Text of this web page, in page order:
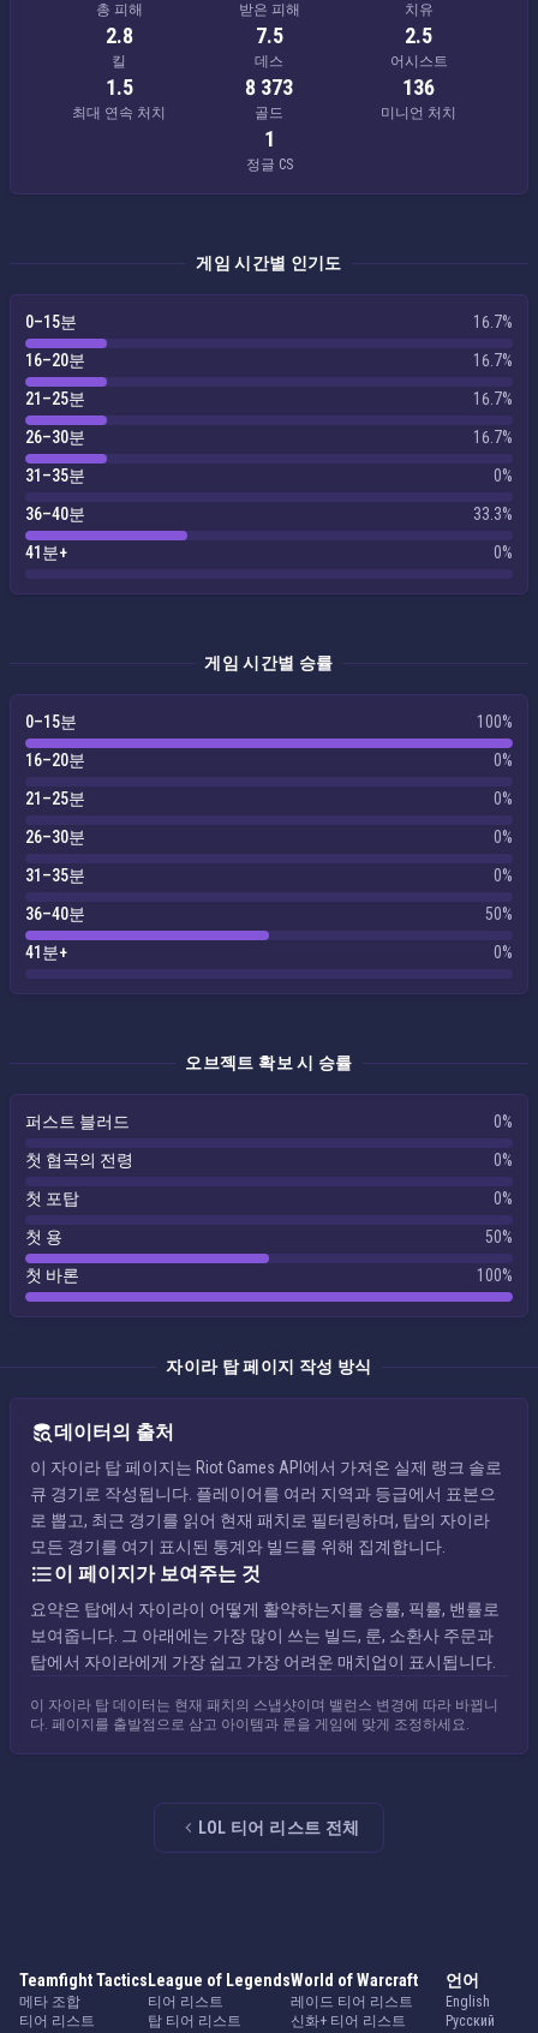
총 피해 받은 피해 치유
2.8
킬
7.5
데스
2.5
어시스트
1.5
최대 연속 처치
8 373
골드
136
미니언 처치
1
정글 CS
게임 시간별 인기도
0–15분
16.7%
16–20분
16.7%
21–25분
16.7%
26–30분
16.7%
31–35분
0%
36–40분
33.3%
41분+
0%
게임 시간별 승률
0–15분
100%
16–20분
0%
21–25분
0%
26–30분
0%
31–35분
0%
36–40분
50%
41분+
0%
오브젝트 확보 시 승률
퍼스트 블러드
0%
첫 협곡의 전령
0%
첫 포탑
0%
첫 용
50%
첫 바론
100%
자이라 탑 페이지 작성 방식
데이터의 출처
이 자이라 탑 페이지는 Riot Games API에서 가져온 실제 랭크 솔로
큐 경기로 작성됩니다. 플레이어를 여러 지역과 등급에서 표본으
로 뽑고, 최근 경기를 읽어 현재 패치로 필터링하며, 탑의 자이라
모든 경기를 여기 표시된 통계와 빌드를 위해 집계합니다.
이 페이지가 보여주는 것
요약은 탑에서 자이라이 어떻게 활약하는지를 승률, 픽률, 밴률로
보여줍니다. 그 아래에는 가장 많이 쓰는 빌드, 룬, 소환사 주문과
탑에서 자이라에게 가장 쉽고 가장 어려운 매치업이 표시됩니다.
이 자이라 탑 데이터는 현재 패치의 스냅샷이며 밸런스 변경에 따라 바뀝니
다. 페이지를 출발점으로 삼고 아이템과 룬을 게임에 맞게 조정하세요.
LOL 티어 리스트 전체
Teamfight Tactics
메타 조합
티어 리스트
League of Legends
티어 리스트
탑 티어 리스트
World of Warcraft
레이드 티어 리스트
신화+ 티어 리스트
언어
English
Русский